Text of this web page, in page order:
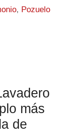
, Pozuelo
más
de